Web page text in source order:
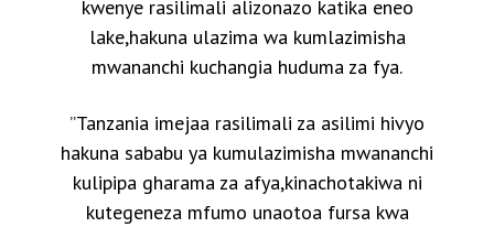
kwenye rasilimali alizonazo katika eneo
lake,hakuna ulazima wa kumlazimisha
mwananchi kuchangia huduma za fya.
”Tanzania imejaa rasilimali za asilimi hivyo
hakuna sababu ya kumulazimisha mwananchi
kulipipa gharama za afya,kinachotakiwa ni
kutegeneza mfumo unaotoa fursa kwa